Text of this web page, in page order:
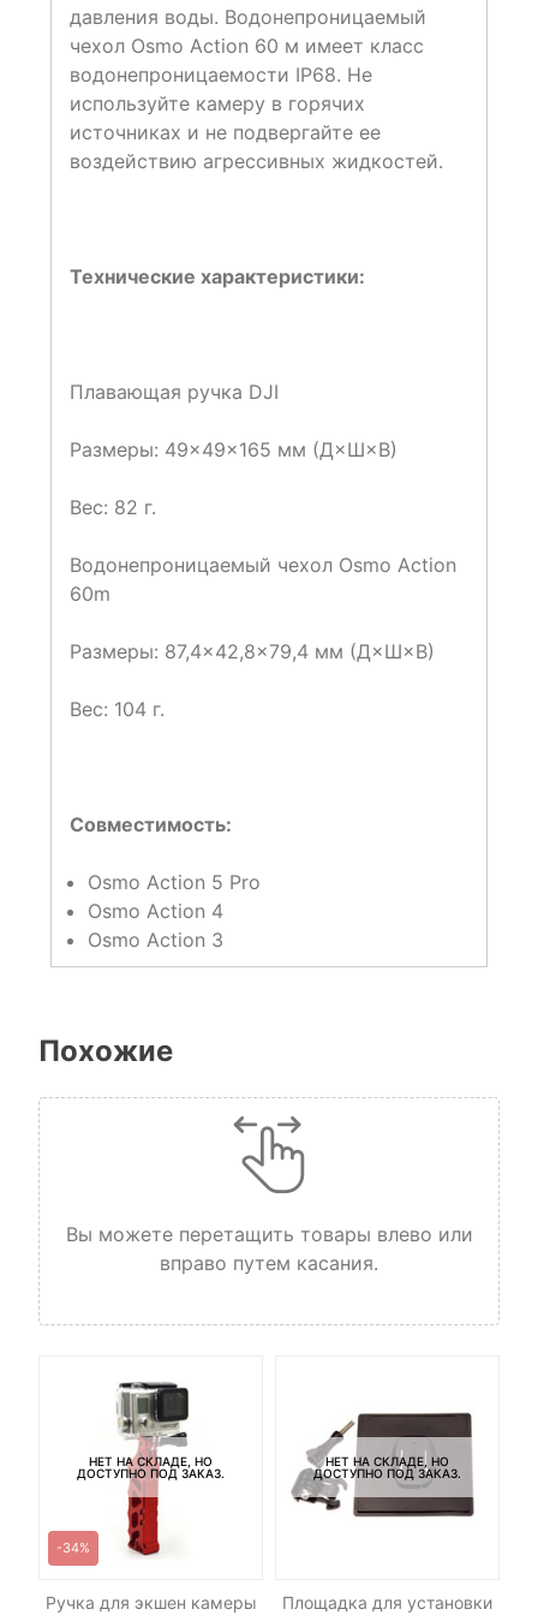
давления воды. Водонепроницаемый
чехол Osmo Action 60 м имеет класс
водонепроницаемости IP68. Не
используйте камеру в горячих
источниках и не подвергайте ее
воздействию агрессивных жидкостей.
Технические характеристики:
Плавающая ручка DJI
Размеры: 49×49×165 мм (Д×Ш×В)
Вес: 82 г.
Водонепроницаемый чехол Osmo Action
60m
Размеры: 87,4×42,8×79,4 мм (Д×Ш×В)
Вес: 104 г.
Совместимость:
Osmo Action 5 Pro
Osmo Action 4
Osmo Action 3
Похожие
Вы можете перетащить товары влево или
вправо путем касания.
НЕТ НА СКЛАДЕ, НО
ДОСТУПНО ПОД ЗАКАЗ.
-34%
Ручка для экшен камеры
НЕТ НА СКЛАДЕ, НО
ДОСТУПНО ПОД ЗАКАЗ.
Площадка для установки